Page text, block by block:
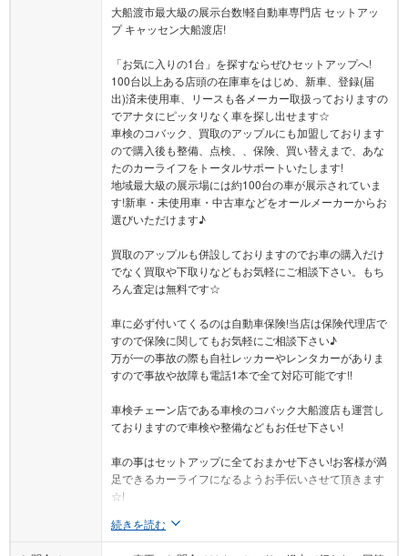
大船渡市最大級の展示台数!軽自動車専門店 セットアッ
プ キャッセン大船渡店!
「お気に入りの1台」を探すならぜひセットアップへ!
100台以上ある店頭の在庫車をはじめ、新車、登録(届
出)済未使用車、リースも各メーカー取扱っておりますの
でアナタにピッタリなく車を探し出せます☆
車検のコバック、買取のアップルにも加盟しております
ので購入後も整備、点検、、保険、買い替えまで、あな
たのカーライフをトータルサポートいたします!
地域最大級の展示場には約100台の車が展示されていま
す!新車・未使用車・中古車などをオールメーカーからお
選びいただけます♪
買取のアップルも併設しておりますのでお車の購入だけ
でなく買取や下取りなどもお気軽にご相談下さい。もち
ろん査定は無料です☆
車に必ず付いてくるのは自動車保険!当店は保険代理店で
すので保険に関してもお気軽にご相談下さい♪
万が一の事故の際も自社レッカーやレンタカーがありま
すので事故や故障も電話1本で全て対応可能です!!
車検チェーン店である車検のコバック大船渡店も運営し
ておりますので車検や整備などもお任せ下さい!
車の事はセットアップに全ておまかせ下さい!お客様が満
足できるカーライフになるようお手伝いさせて頂きます
☆!
続きを読む